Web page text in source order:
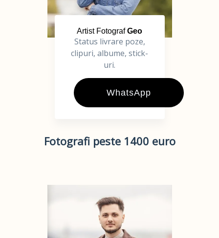
Artist FotografGeo
Status livrare poze,
clipuri, albume, stick-
uri.
WhatsApp
Fotografi peste 1400 euro